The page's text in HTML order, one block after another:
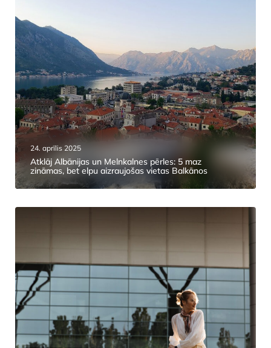
24. aprīlis 2025
Atklāj Albānijas un Melnkalnes pērles: 5 maz
zināmas, bet elpu aizraujošas vietas Balkānos